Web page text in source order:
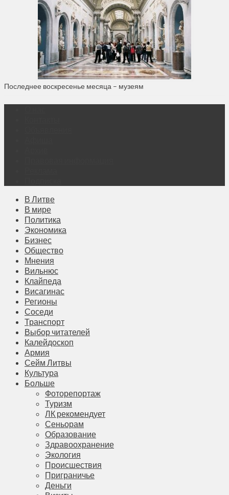
Последнее воскресенье месяца – музеям
В Литве
В мире
Политика
Экономика
Бизнес
Общество
Мнения
Вильнюс
Клайпеда
Висагинас
Регионы
Соседи
Транспорт
Выбор читателей
Калейдоскоп
Армия
Сейм Литвы
Культура
Больше
Фоторепортаж
Туризм
ЛК рекомендует
Сеньорам
Образование
Здравоохранение
Экология
Происшествия
Приграничье
Деньги